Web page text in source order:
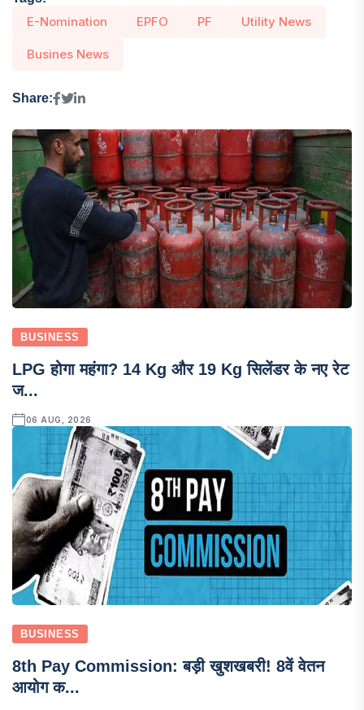
E-Nomination EPFO PF Utility News
Busines News
Share:
BUSINESS
LPG होगा महंगा? 14 Kg और 19 Kg सिलेंडर के नए रेट
ज...
06 AUG, 2026
BUSINESS
8th Pay Commission: बड़ी खुशखबरी! 8वें वेतन
आयोग क...